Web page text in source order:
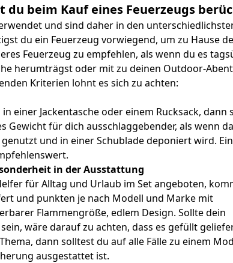
beim Kauf eines Feuerzeugs
und sind daher in den
du ein Feuerzeug vorwiegend, um zu Hause
Feuerzeug zu empfehlen, als wenn du es
herumträgst oder mit zu deinen Outdoor-
Kriterien lohnt es sich zu achten:
einer Jackentasche oder einem Rucksack, dann
Gewicht für dich ausschlaggebender, als wenn
und in einer Schublade deponiert wird. Ein
in der Ausstattung
für Alltag und Urlaub im Set angeboten,
und punkten je nach Modell und Marke mit
Flammengröße, edlem Design. Sollte dein
wäre darauf zu achten, dass es gefüllt
dann solltest du auf alle Fälle zu einem
ausgestattet ist.